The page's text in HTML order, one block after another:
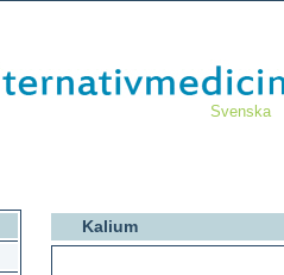
Svenska
Kalium